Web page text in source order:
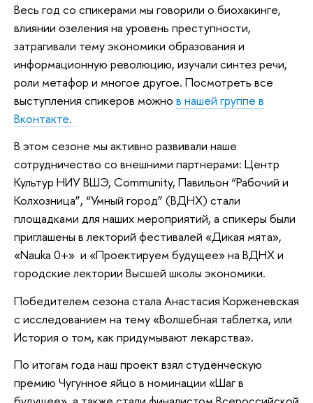
Весь год со спикерами мы говорили о биохакинге,
влиянии озеления на уровень преступности,
затрагивали тему экономики образования и
информационную революцию, изучали синтез речи,
роли метафор и многое другое. Посмотреть все
выступления спикеров можно в нашей группе в
Вконтакте.
В этом сезоне мы активно развивали наше
сотрудничество со внешними партнерами: Центр
Культур НИУ ВШЭ, Community, Павильон “Рабочий и
Колхозница”, “Умный город” (ВДНХ) стали
площадками для наших мероприятий, а спикеры были
приглашены в лекторий фестивалей «Дикая мята»,
«Nauka 0+» и «Проектируем будущее» на ВДНХ и
городские лектории Высшей школы экономики.
Победителем сезона стала Анастасия Корженевская
с исследованием на тему «Волшебная таблетка, или
История о том, как придумывают лекарства».
По итогам года наш проект взял студенческую
премию Чугунное яйцо в номинации «Шаг в